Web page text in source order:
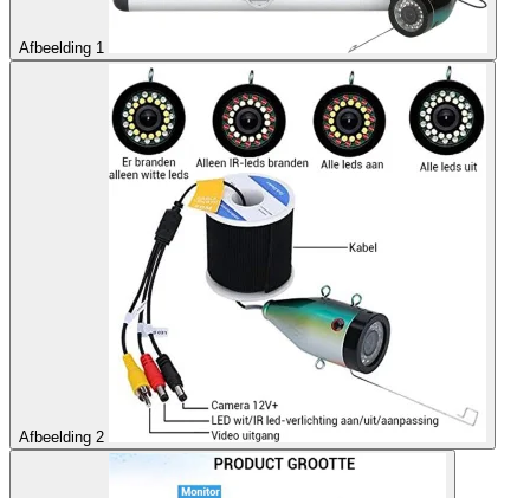
Afbeelding 1
Afbeelding 2